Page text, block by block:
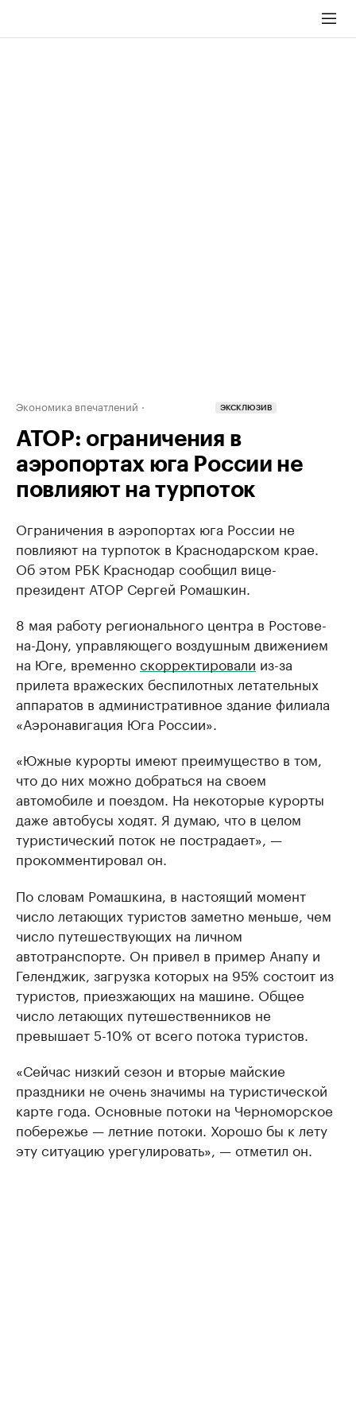
Экономика впечатлений ЭКСКЛЮЗИВ
АТОР: ограничения в
аэропортах юга России не
повлияют на турпоток
Ограничения в аэропортах юга России не
повлияют на турпоток в Краснодарском крае.
Об этом РБК Краснодар сообщил вице-
президент АТОР Сергей Ромашкин.
8 мая работу регионального центра в Ростове-
на-Дону, управляющего воздушным движением
на Юге, временноскорректировали из-за
прилета вражеских беспилотных летательных
аппаратов в административное здание филиала
«Аэронавигация Юга России».
«Южные курорты имеют преимущество в том,
что до них можно добраться на своем
автомобиле и поездом. На некоторые курорты
даже автобусы ходят. Я думаю, что в целом
туристический поток не пострадает», —
прокомментировал он.
По словам Ромашкина, в настоящий момент
число летающих туристов заметно меньше, чем
число путешествующих на личном
автотранспорте. Он привел в пример Анапу и
Геленджик, загрузка которых на 95% состоит из
туристов, приезжающих на машине. Общее
число летающих путешественников не
превышает 5-10% от всего потока туристов.
«Сейчас низкий сезон и вторые майские
праздники не очень значимы на туристической
карте года. Основные потоки на Черноморское
побережье — летние потоки. Хорошо бы к лету
эту ситуацию урегулировать», — отметил он.